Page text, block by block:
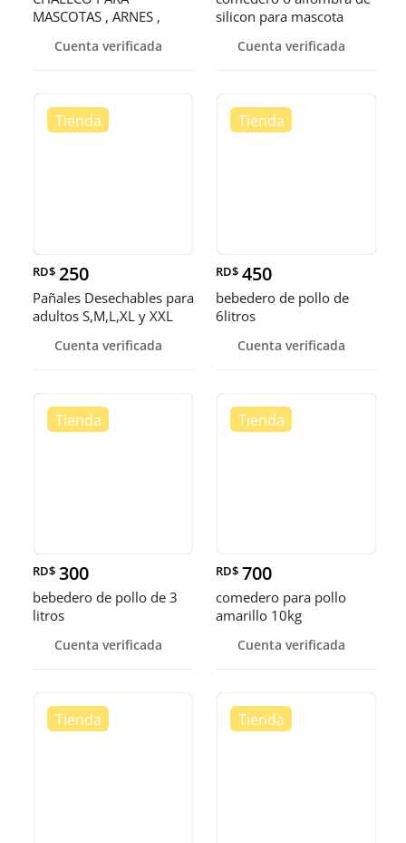
MASCOTAS , ARNES ,
Cuenta verificada
silicon para mascota
Cuenta verificada
RD$ 250
Pañales Desechables para
adultos S,M,L,XL y XXL
Cuenta verificada
RD$ 450
bebedero de pollo de
6litros
Cuenta verificada
RD$ 300
bebedero de pollo de 3
litros
Cuenta verificada
RD$ 700
comedero para pollo
amarillo 10kg
Cuenta verificada